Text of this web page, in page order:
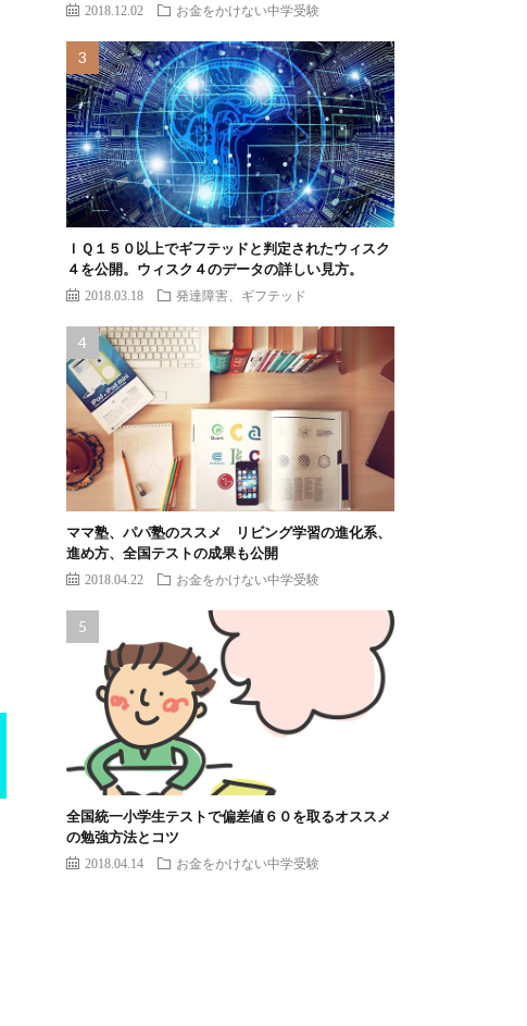
2018.12.02 お金をかけない中学受験
ＩＱ１５０以上でギフテッドと判定されたウィスク
４を公開。ウィスク４のデータの詳しい見方。
2018.03.18 発達障害、ギフテッド
ママ塾、パパ塾のススメ リビング学習の進化系、
進め方、全国テストの成果も公開
2018.04.22 お金をかけない中学受験
全国統一小学生テストで偏差値６０を取るオススメ
の勉強方法とコツ
2018.04.14 お金をかけない中学受験